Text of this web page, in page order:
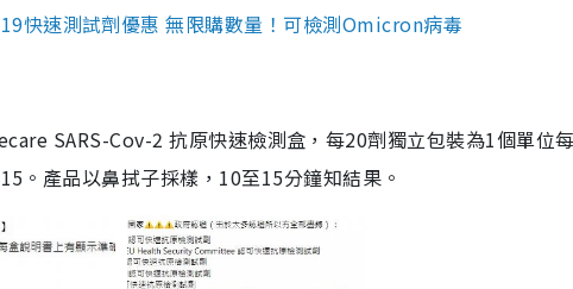
快速測試劑優惠 無限購數量！可檢測Omicron病毒
SARS-Cov-2 抗原快速檢測盒，每20劑獨立包裝為1個單位
。產品以鼻拭子採樣，10至15分鐘知結果。